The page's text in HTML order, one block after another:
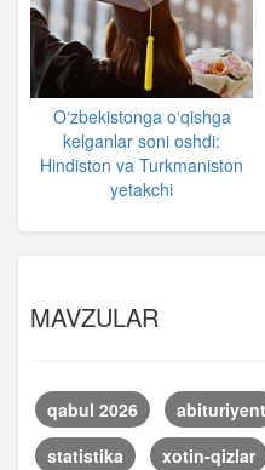
O‘zbekistonga o‘qishga
kelganlar soni oshdi:
Hindiston va Turkmaniston
yetakchi
MAVZULAR
qabul 2026 abituriyent
statistika
xotin-qizlar